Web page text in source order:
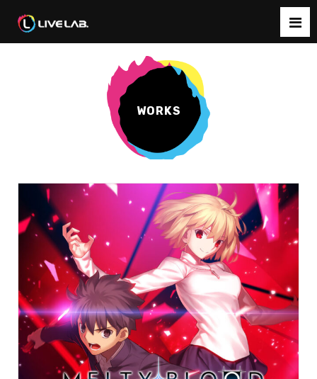
WORKS